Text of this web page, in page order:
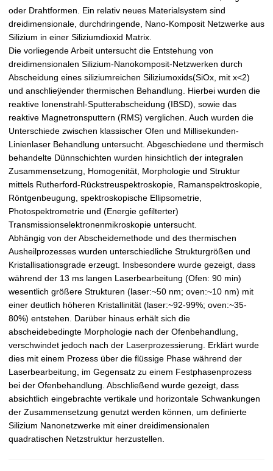
oder Drahtformen. Ein relativ neues Materialsystem sind
dreidimensionale, durchdringende, Nano-Komposit Netzwerke aus
Silizium in einer Siliziumdioxid Matrix.
Die vorliegende Arbeit untersucht die Entstehung von
dreidimensionalen Silizium-Nanokomposit-Netzwerken durch
Abscheidung eines siliziumreichen Siliziumoxids(SiOx, mit x<2)
und anschlieÿender thermischen Behandlung. Hierbei wurden die
reaktive Ionenstrahl-Sputterabscheidung (IBSD), sowie das
reaktive Magnetronsputtern (RMS) verglichen. Auch wurden die
Unterschiede zwischen klassischer Ofen und Millisekunden-
Linienlaser Behandlung untersucht. Abgeschiedene und thermisch
behandelte Dünnschichten wurden hinsichtlich der integralen
Zusammensetzung, Homogenität, Morphologie und Struktur
mittels Rutherford-Rückstreuspektroskopie, Ramanspektroskopie,
Röntgenbeugung, spektroskopische Ellipsometrie,
Photospektrometrie und (Energie gefilterter)
Transmissionselektronenmikroskopie untersucht.
Abhängig von der Abscheidemethode und des thermischen
Ausheilprozesses wurden unterschiedliche Strukturgrößen und
Kristallisationsgrade erzeugt. Insbesondere wurde gezeigt, dass
während der 13 ms langen Laserbearbeitung (Ofen: 90 min)
wesentlich größere Strukturen (laser:~50 nm; oven:~10 nm) mit
einer deutlich höheren Kristallinität (laser:~92-99%; oven:~35-
80%) entstehen. Darüber hinaus erhält sich die
abscheidebedingte Morphologie nach der Ofenbehandlung,
verschwindet jedoch nach der Laserprozessierung. Erklärt wurde
dies mit einem Prozess über die flüssige Phase während der
Laserbearbeitung, im Gegensatz zu einem Festphasenprozess
bei der Ofenbehandlung. Abschließend wurde gezeigt, dass
absichtlich eingebrachte vertikale und horizontale Schwankungen
der Zusammensetzung genutzt werden können, um definierte
Silizium Nanonetzwerke mit einer dreidimensionalen
quadratischen Netzstruktur herzustellen.